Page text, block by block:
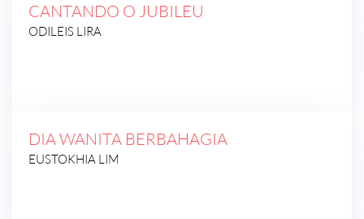
CANTANDO O JUBILEU
ODILEIS LIRA
DIA WANITA BERBAHAGIA
EUSTOKHIA LIM